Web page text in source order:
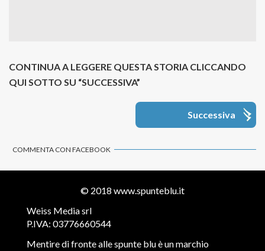
CONTINUA A LEGGERE QUESTA STORIA CLICCANDO
QUI SOTTO SU “SUCCESSIVA”
Successiva
COMMENTA CON FACEBOOK
© 2018 www.spunteblu.it
Weiss Media srl
P.IVA: 03776660544
Mentire di fronte alle spunte blu è un marchio